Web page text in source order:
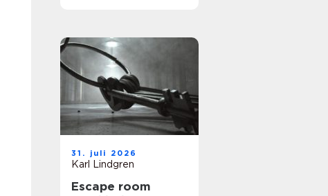
31. juli 2026
Karl Lindgren
Escape room